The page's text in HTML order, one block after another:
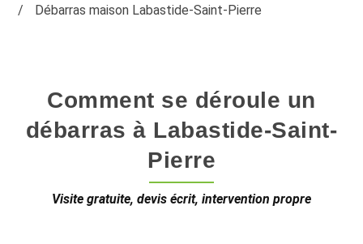
Débarras maison Labastide-Saint-Pierre
Comment se déroule un
débarras à Labastide-Saint-
Pierre
Visite gratuite, devis écrit, intervention propre